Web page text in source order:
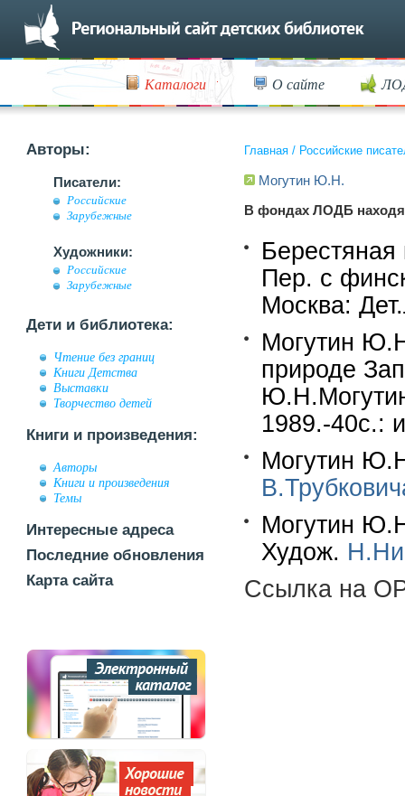
Каталоги О сайте
Авторы:
Писатели:
Российские
Зарубежные
Художники:
Российские
Зарубежные
Дети и библиотека:
Чтение без границ
Книги Детства
Выставки
Творчество детей
Книги и произведения:
Авторы
Книги и произведения
Темы
Интересные адреса
Последние обновления
Карта сайта
Главная / Российские
Могутин Ю.Н.
В фондах ЛОДБ
Берестяная
Пер. с
Москва:
Могутин
природе
1989.-40с.:
Могутин
Могутин
Худож.
Ссылка на